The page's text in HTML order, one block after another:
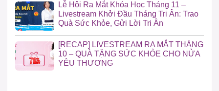
Lễ Hội Ra Mắt Khóa Học Tháng 11 –
Livestream Khởi Đầu Tháng Tri Ân: Trao
Quà Sức Khỏe, Gửi Lời Tri Ân
[RECAP] LIVESTREAM RA MẮT THÁNG
10 – QUÀ TẶNG SỨC KHỎE CHO NỬA
YÊU THƯƠNG